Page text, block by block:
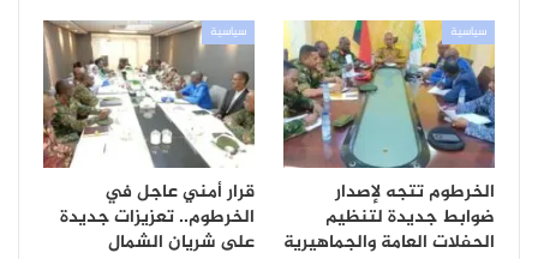
سياسية
الخرطوم تتجه لإصدار
ضوابط جديدة لتنظيم
الحفلات العامة والجماهيرية
سياسية
قرار أمني عاجل في
الخرطوم.. تعزيزات جديدة
على شريان الشمال